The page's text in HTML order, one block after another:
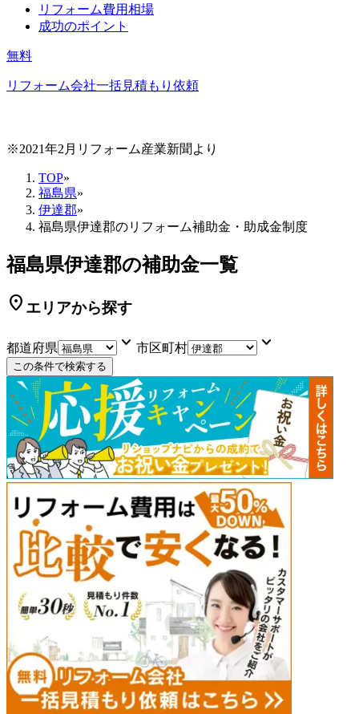
リフォーム費用相場
成功のポイント
無料
リフォーム会社一括見積もり依頼
※2021年2月リフォーム産業新聞より
TOP»
福島県»
伊達郡»
福島県伊達郡のリフォーム補助金・助成金制度
福島県伊達郡の補助金一覧
location_on エリアから探す
都道府県 keyboard_arrow_down 市区町村 keyboard_arrow_down
この条件で検索する